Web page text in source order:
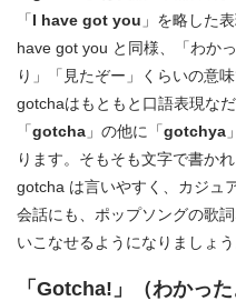
「I have got you 」を略した
have got you と同様、「わか
り」「見たぞー」くらいの意味
gotchaはもともと口語表現な
「gotcha 」の他に「gotchya
ります。そもそも文字で書か
gotcha は言いやすく、カジュ
会話にも、ポップソングの歌
いこなせるようになりましょう
「Gotcha! 」（わかっ